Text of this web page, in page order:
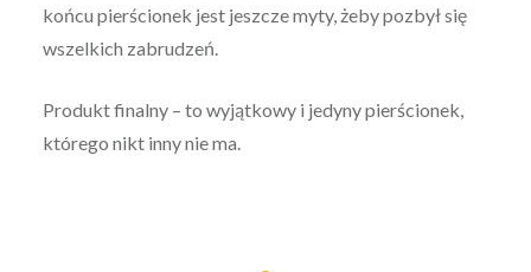
końcu pierścionek jest jeszcze myty, żeby pozbył się
wszelkich zabrudzeń.
Produkt finalny – to wyjątkowy i jedyny pierścionek,
którego nikt inny nie ma.